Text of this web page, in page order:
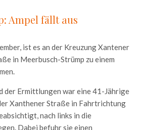
Ampel fällt aus
ist es an der Kreuzung Xantener
in Meerbusch-Strümp zu einem
der Ermittlungen war eine 41-Jährige
Xanthener Straße in Fahrtrichtung
nach links in die
Dabei befuhr sie einen